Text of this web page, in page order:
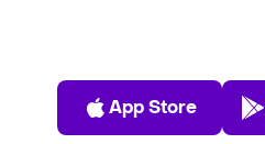
App Store
App Store